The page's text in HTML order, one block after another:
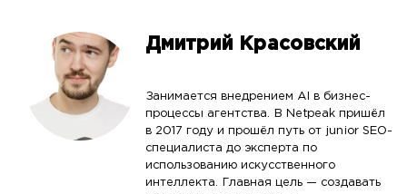
Дмитрий Красовский
Занимается внедрением AI в бизнес-
процессы агентства. В Netpeak пришёл
в 2017 году и прошёл путь от junior SEO-
специалиста до эксперта по
использованию искусственного
интеллекта. Главная цель — создавать